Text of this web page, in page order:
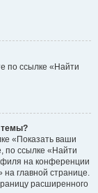
по ссылке «Найти
темы?
«Показать ваши
по ссылке «Найти
на конференции
главной странице.
расширенного